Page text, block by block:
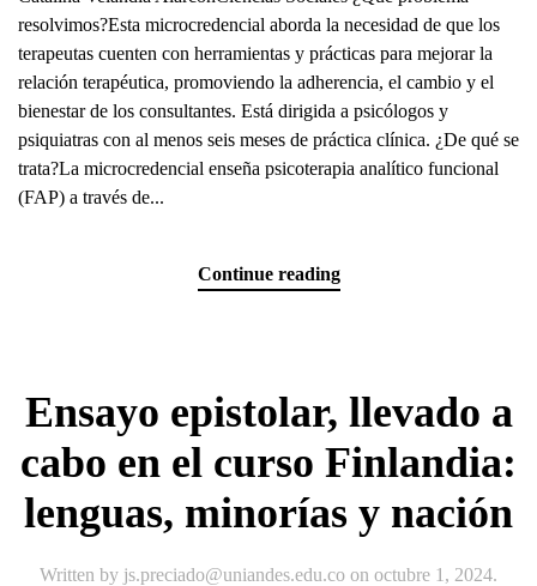
resolvimos?Esta microcredencial aborda la necesidad de que los
terapeutas cuenten con herramientas y prácticas para mejorar la
relación terapéutica, promoviendo la adherencia, el cambio y el
bienestar de los consultantes. Está dirigida a psicólogos y
psiquiatras con al menos seis meses de práctica clínica. ¿De qué se
trata?La microcredencial enseña psicoterapia analítico funcional
(FAP) a través de...
Continue reading
Ensayo epistolar, llevado a
cabo en el curso Finlandia:
lenguas, minorías y nación
Written by js.preciado@uniandes.edu.co on octubre 1, 2024.